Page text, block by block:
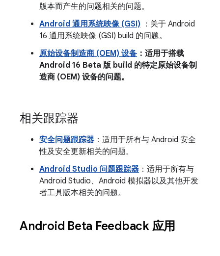
版本而产生的问题相关的问题。
Android 通用系统映像 (GSI) ：关于 Android
16 通用系统映像 (GSI) build 的问题。
原始设备制造商 (OEM) 设备 ：适用于搭载
Android 16 Beta 版 build 的特定原始设备制
造商 (OEM) 设备的问题。
相关跟踪器
安全问题跟踪器 ：适用于所有与 Android 安全
性及安全更新相关的问题。
Android Studio 问题跟踪器 ：适用于所有与
Android Studio、Android 模拟器以及其他开发
者工具版本相关的问题。
Android Beta Feedback 应用